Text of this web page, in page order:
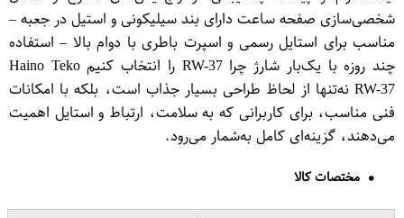
شخصی‌سازی صفحه ساعت دارای بند سیلیکونی و استیل در جعبه –
مناسب برای استایل رسمی و اسپرت باطری با دوام بالا – استفاده
چند روزه با یک‌بار شارژ چرا RW-37 را انتخاب کنیم Haino Teko
RW-37 نه‌تنها از لحاظ طراحی بسیار جذاب است، بلکه با امکانات
فنی مناسب، برای کاربرانی که به سلامت، ارتباط و استایل اهمیت
می‌دهند، گزینه‌ای کامل به‌شمار می‌رود.
مختصات کالا